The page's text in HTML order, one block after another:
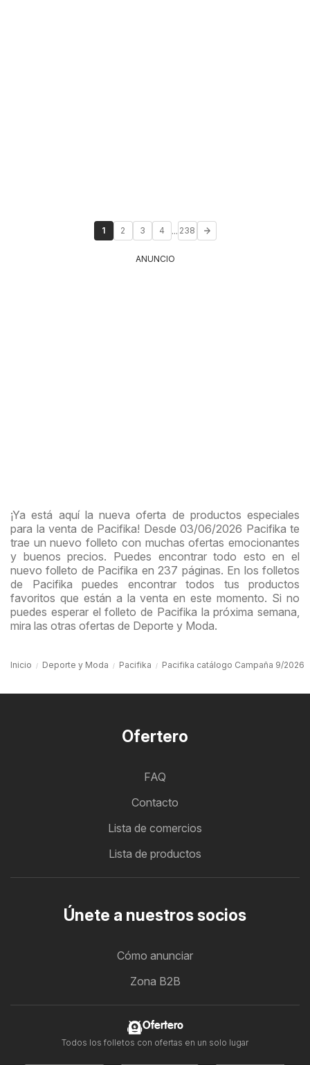
1 2 3 4 ... 238
ANUNCIO
¡Ya está aquí la nueva oferta de productos especiales
para la venta de Pacifika! Desde 03/06/2026 Pacifika te
trae un nuevo folleto con muchas ofertas emocionantes
y buenos precios. Puedes encontrar todo esto en el
nuevo folleto de Pacifika en 237 páginas. En los folletos
de Pacifika puedes encontrar todos tus productos
favoritos que están a la venta en este momento. Si no
puedes esperar el folleto de Pacifika la próxima semana,
mira las otras ofertas de Deporte y Moda.
Inicio Deporte y Moda Pacifika Pacifika catálogo Campaña 9/2026
Ofertero
FAQ
Contacto
Lista de comercios
Lista de productos
Únete a nuestros socios
Cómo anunciar
Zona B2B
Ofertero
Todos los folletos con ofertas en un solo lugar